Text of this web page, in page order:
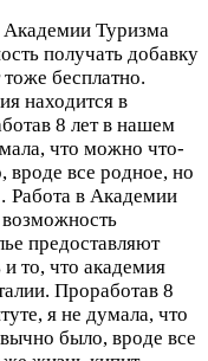
Академии Туризма
получать добавку
бесплатно.
находится в
8 лет в нашем
что можно что-
все родное, но
Работа в Академии
предоставляют
то, что академия
Проработав 8
я не думала, что
было, вроде все